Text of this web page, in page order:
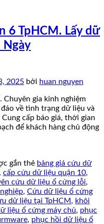
6 TpHCM. Lấy dữ
Ngày
2025 bởi huan nguyen
Chuyên gia kinh nghiệm
về tình trạng dữ liệu và
cấp báo giá, thời gian
để khách hàng chủ động
gắn thẻ bảng giá cứu dữ
, cấp cứu dữ liệu quận 10,
cứu dữ liệu ổ cứng lỗi,
, Cứu dữ liệu ổ cứng
dữ liệu tại TpHCM , khôi
liệu ổ cứng máy chủ, phục
, phục hồi dữ liệu ổ